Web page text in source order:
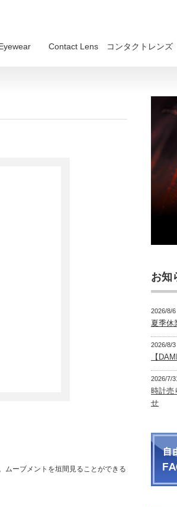
Contact Lens コンタクトレンズ
ムーブメントを垣間見ることができる
お知
2026/8/6
夏季休
2026/8/3
【
2026/7/
時計売
せ